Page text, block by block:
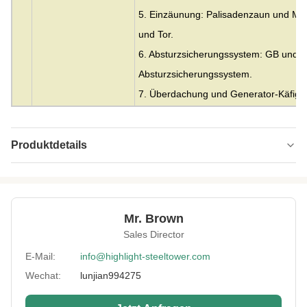
5. Einzäunung: Palisadenzaun und
und Tor.
6. Absturzsicherungssystem: GB und
Absturzsicherungssystem.
7. Überdachung und Generator-Käfig:
Produktdetails
Height: 0-300m
Gitter mit 3 oder 4 Beinen
Certification: SGS, CE, ISO
Warranty: 15 Jahre
Surface
Mr. Brown
Sales Director
E-Mail:
info@highlight-steeltower.com
Wechat:
lunjian994275